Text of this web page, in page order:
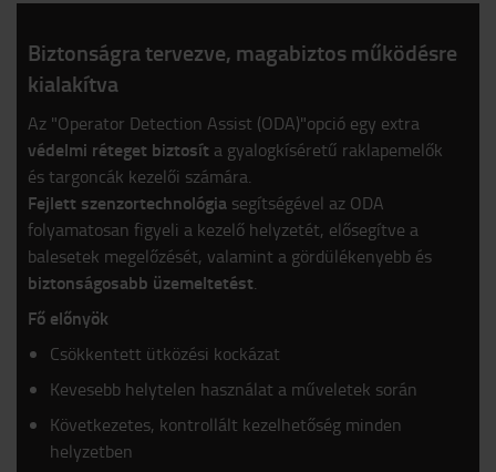
Biztonságra tervezve, magabiztos működésre
kialakítva
Az "Operator Detection Assist (ODA)"opció egy extra
védelmi réteget biztosít a gyalogkíséretű raklapemelők
és targoncák kezelői számára.
Fejlett szenzortechnológia segítségével az ODA
folyamatosan figyeli a kezelő helyzetét, elősegítve a
balesetek megelőzését, valamint a gördülékenyebb és
biztonságosabb üzemeltetést.
Fő előnyök
Csökkentett ütközési kockázat
Kevesebb helytelen használat a műveletek során
Következetes, kontrollált kezelhetőség minden
helyzetben